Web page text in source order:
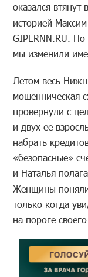
оказался втянут
историей Максим
GIPERNN.RU.
мы изменили
Летом весь
мошенническая
провернули с
и двух ее
набрать
«безопасные»
и Наталья
Женщины
только когда
на пороге